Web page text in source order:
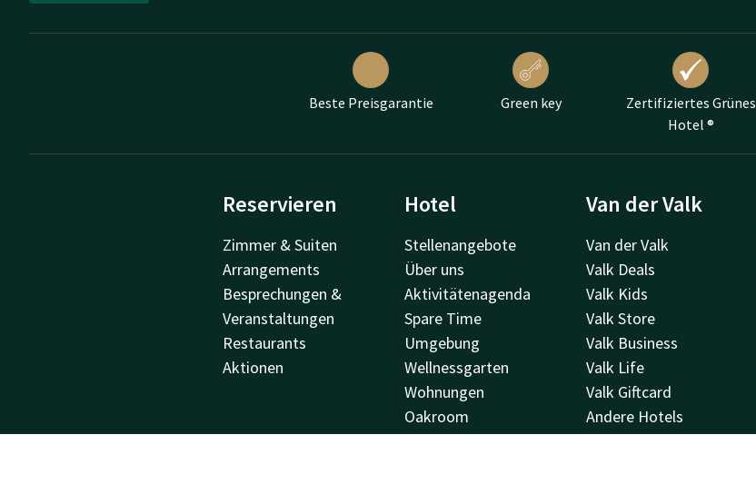
Beste Preisgarantie Green key
Zertifiziertes Grünes
Hotel ®
Reservieren
Zimmer & Suiten
Arrangements
Besprechungen &
Veranstaltungen
Restaurants
Aktionen
Hotel
Stellenangebote
Über uns
Aktivitätenagenda
Spare Time
Umgebung
Wellnessgarten
Wohnungen
Oakroom
Einrichtungen
Van der Valk
Van der Valk
Valk Deals
Valk Kids
Valk Store
Valk Business
Valk Life
Valk Giftcard
Andere Hotels
Geschenkgutschein